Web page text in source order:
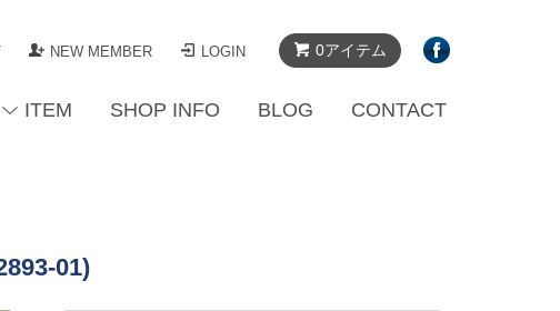
0アイテム
NEW MEMBER LOGIN
ITEM SHOP INFO BLOG CONTACT
01)